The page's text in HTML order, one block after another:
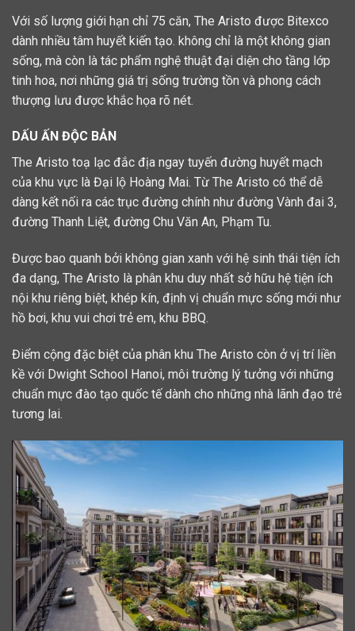
Với số lượng giới hạn chỉ 75 căn, The Aristo được Bitexco
dành nhiều tâm huyết kiến tạo. không chỉ là một không gian
sống, mà còn là tác phẩm nghệ thuật đại diện cho tầng lớp
tinh hoa, nơi những giá trị sống trường tồn và phong cách
thượng lưu được khắc họa rõ nét.
DẤU ẤN ĐỘC BẢN
The Aristo toạ lạc đắc địa ngay tuyến đường huyết mạch
của khu vực là Đại lộ Hoàng Mai. Từ The Aristo có thể dễ
dàng kết nối ra các trục đường chính như đường Vành đai 3,
đường Thanh Liệt, đường Chu Văn An, Phạm Tu.
Được bao quanh bởi không gian xanh với hệ sinh thái tiện ích
đa dạng, The Aristo là phân khu duy nhất sở hữu hệ tiện ích
nội khu riêng biệt, khép kín, định vị chuẩn mực sống mới như
hồ bơi, khu vui chơi trẻ em, khu BBQ.
Điểm cộng đặc biệt của phân khu The Aristo còn ở vị trí liền
kề với Dwight School Hanoi, môi trường lý tưởng với những
chuẩn mực đào tạo quốc tế dành cho những nhà lãnh đạo trẻ
tương lai.